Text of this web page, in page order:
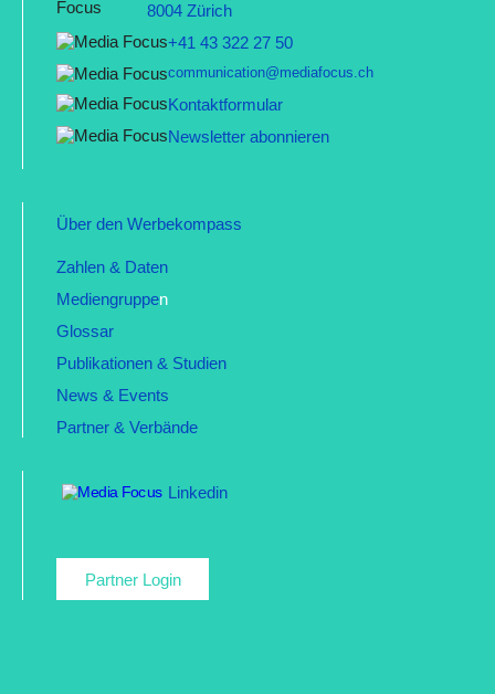
8004 Zürich
+41 43 322 27 50
communication@mediafocus.ch
Kontaktformular
Newsletter abonnieren
Über den Werbekompass
Zahlen & Daten
Mediengruppen
Glossar
Publikationen & Studien
News & Events
Partner & Verbände
Linkedin
Partner Login